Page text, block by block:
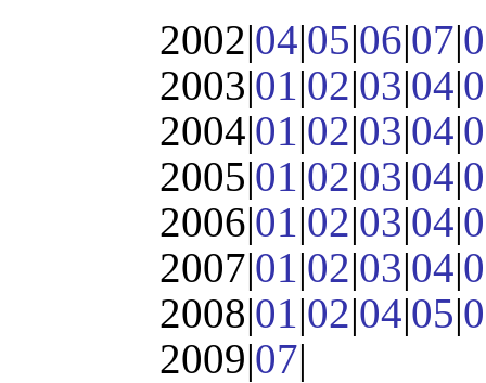
2002|04|05|06|07|
2003|01|02|03|04|
2004|01|02|03|04|
2005|01|02|03|04|
2006|01|02|03|04|
2007|01|02|03|04|
2008|01|02|04|05|
2009|07|